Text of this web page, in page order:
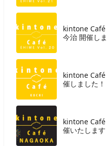
kintone
今治 開催し
kintone Café
催しました！
kintone Café
催いたします